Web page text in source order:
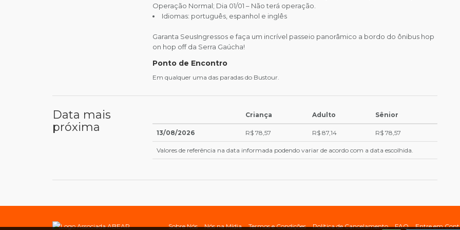
Operação Normal; Dia 01/01 – Não terá operação.
Idiomas: português, espanhol e inglês
Garanta SeusIngressos e faça um incrível passeio panorâmico a bordo do ônibus hop
on hop off da Serra Gaúcha!
Ponto de Encontro
Em qualquer uma das paradas do Bustour.
Data mais
próxima
Criança Adulto Sênior
13/08/2026 R$ 78,57 R$ 87,14 R$ 78,57
Valores de referência na data informada podendo variar de acordo com a data escolhida.
Sobre Nós Nós na Mídia Termos e Condições Política de Cancelamento FAQ Entre em